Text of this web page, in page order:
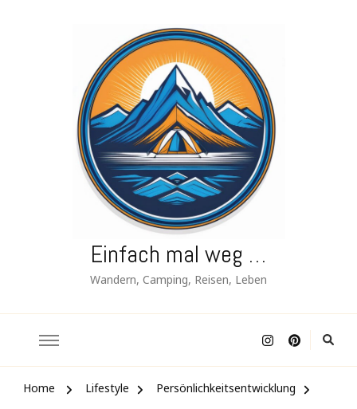
Einfach mal weg …
Wandern, Camping, Reisen, Leben
Home Lifestyle
Persönlichkeitsentwicklung